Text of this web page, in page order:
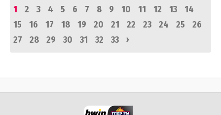
1
2 3 4 5 6 7 8 9 10 11 12 13
14
15
16 17 18 19 20 21 22 23 24 25
26
27
28 29 30 31 32 33 ›